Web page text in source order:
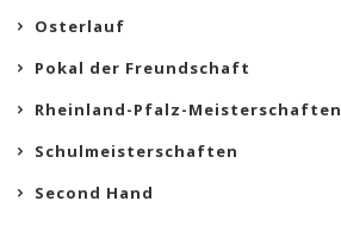
Osterlauf
Pokal der Freundschaft
Rheinland-Pfalz-Meisterschaften
Schulmeisterschaften
Second Hand